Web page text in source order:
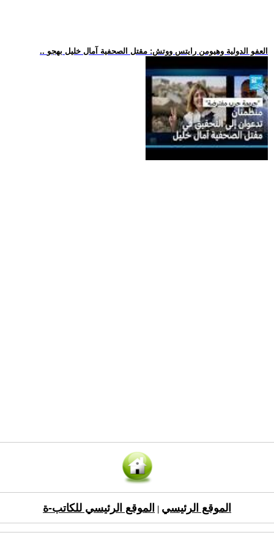
.. العفو الدولية وهيومن رايتس ووتش: مقتل الصحفية آمال خليل بهجو
الموقع الرئيسي الموقع الرئيسي للكاتب-ة